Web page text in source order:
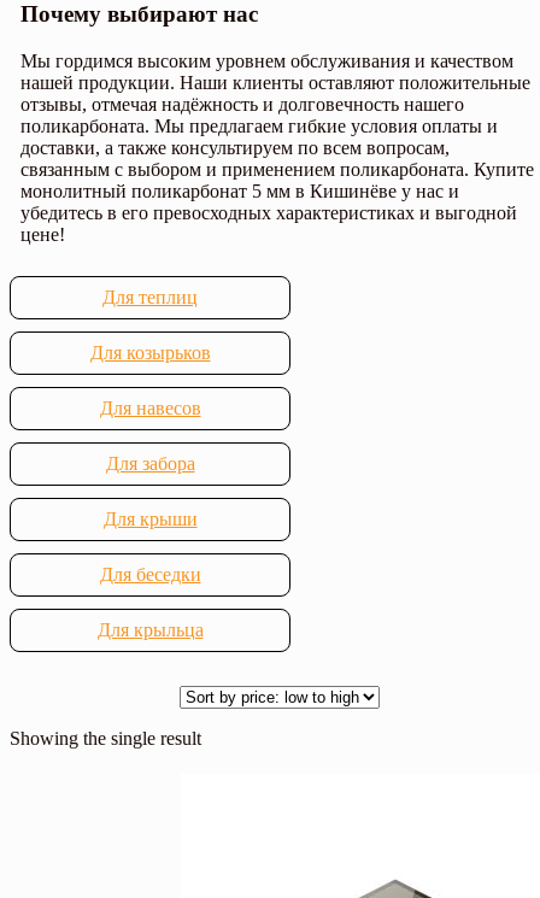
Почему выбирают нас
Мы гордимся высоким уровнем обслуживания и качеством
нашей продукции. Наши клиенты оставляют положительные
отзывы, отмечая надёжность и долговечность нашего
поликарбоната. Мы предлагаем гибкие условия оплаты и
доставки, а также консультируем по всем вопросам,
связанным с выбором и применением поликарбоната. Купите
монолитный поликарбонат 5 мм в Кишинёве у нас и
убедитесь в его превосходных характеристиках и выгодной
цене!
Для теплиц
Для козырьков
Для навесов
Для забора
Для крыши
Для беседки
Для крыльца
Showing the single result